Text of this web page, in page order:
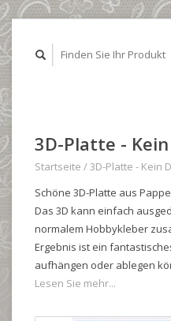
3D-Platte -
Startseite /3D-Platte - Kein
Schöne 3D-Platte aus
Das 3D kann einfach
normalem Hobbykleber
Ergebnis ist ein
aufhängen oder ablegen
Lesen Sie mehr...